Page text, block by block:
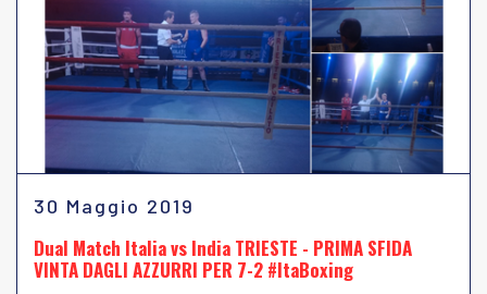
30 Maggio 2019
Dual Match Italia vs India TRIESTE - PRIMA SFIDA
VINTA DAGLI AZZURRI PER 7-2 #ItaBoxing